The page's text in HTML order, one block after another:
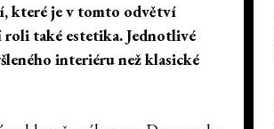
které je v tomto odvětví
roli také estetika. Jednotlivé
interiéru než klasické